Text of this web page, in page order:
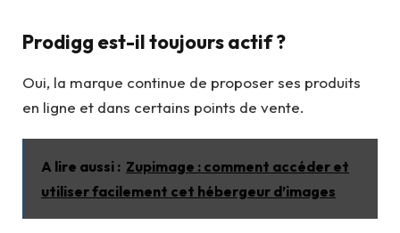
Prodigg est-il toujours actif ?
Oui, la marque continue de proposer ses produits
en ligne et dans certains points de vente.
A lire aussi : Zupimage : comment accéder et
utiliser facilement cet hébergeur d’images